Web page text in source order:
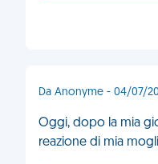
Da Anonyme - 04/07/
Oggi, dopo la mia
reazione di mia